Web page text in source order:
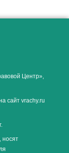
Центр»,
сайт vrachy.ru
носят